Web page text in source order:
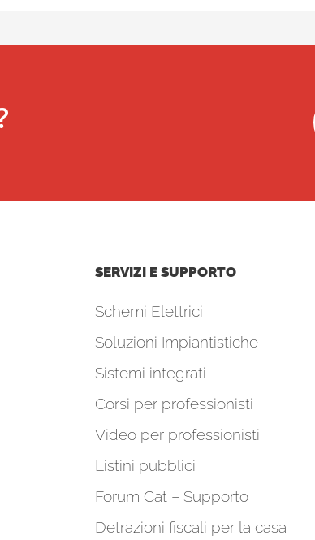
SERVIZI E SUPPORTO
Schemi Elettrici
Soluzioni Impiantistiche
Sistemi integrati
Corsi per professionisti
Video per professionisti
Listini pubblici
Forum Cat – Supporto
Detrazioni fiscali per la casa